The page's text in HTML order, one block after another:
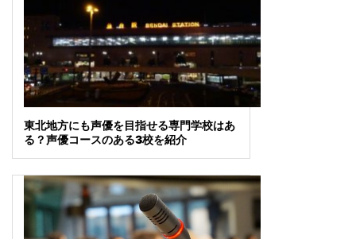
東北地方にも声優を目指せる専門学校はあ
る？声優コースのある3校を紹介